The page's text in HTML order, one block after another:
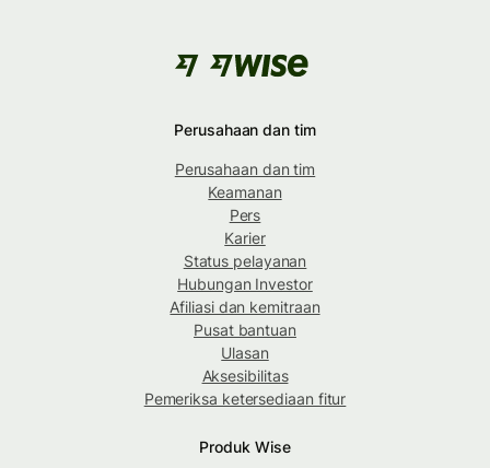
Perusahaan dan tim
Perusahaan dan tim
Keamanan
Pers
Karier
Status pelayanan
Hubungan Investor
Afiliasi dan kemitraan
Pusat bantuan
Ulasan
Aksesibilitas
Pemeriksa ketersediaan fitur
Produk Wise